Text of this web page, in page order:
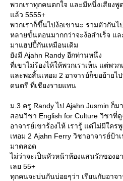
พวกเราทุกคนตกใจ และมีหนึ่งเสียง
ล้ว 5555+
พวกเราก็ขึ้นไปง้อเขานะ รวมตัวกันไ
หลายขั้นตอนมากกว่าจะง้อสำเร็จ
มาแฮปปี้กันเหมือนเดิม
ังมี Ajahn Randy อีกท่านหนึ่ง
ที่เขาไม่ร้องไห้ให้พวกเราเห็น แต่พวก
ละพอสิ้นเทอม 2 อาจารย์ก็ขอย้ายไป
ดนตรี ที่เชียงรายแทน
ม.3 ครู Randy ไป Ajahn Jusmin ก็ม
สอนวิชา English for Culture วิชาที่
อาจารย์เขาร้องไห้ เรารู้ แต่ไม่มีใคร
เทอม 2 Ajahn Ferry วิชาอาจารย์ป้
มาตลอด
ไม่ว่าจะเป็นหัวหน้าห้องแสนรักของ
เลย 55+
ทุกคนจะบ่นกันบ่อยๆว่า เรียนกับอาจ